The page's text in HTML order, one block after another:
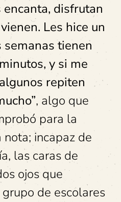
disfrutan
Les hice un
tienen
y si me
repiten
, algo que
para la
incapaz de
las caras de
ojos que
de escolares